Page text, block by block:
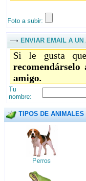
Foto a subir:
ENVIAR EMAIL A UN
Si le gusta
amigo.
Tu
nombre:
TIPOS DE ANIMALES
Perros